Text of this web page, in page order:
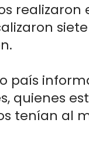
realizaron
país
quienes
tenían al